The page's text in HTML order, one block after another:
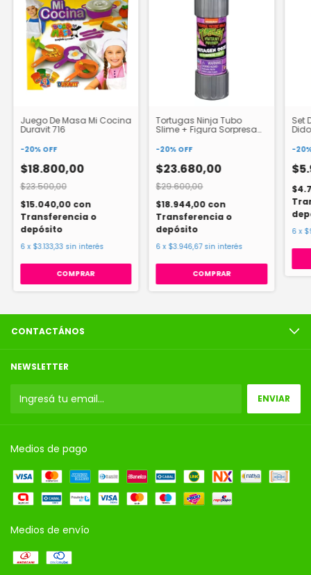
Juego De Masa Mi Cocina
Duravit 716
-20% OFF
$18.800,00
$23.500,00
$15.040,00 con
Transferencia o
depósito
6 x $3.133,33 sin interés
Tortugas Ninja Tubo
Slime + Figura Sorpresa
-20% OFF
$23.680,00
$29.600,00
$18.944,00 con
Transferencia o
depósito
6 x $3.946,67 sin interés
Set
-20
6 x
CONTACTÁNOS
NEWSLETTER
Medios de pago
Medios de envío